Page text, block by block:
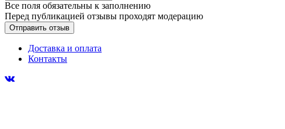
Все поля обязательны к заполнению
Перед публикацией отзывы проходят модерацию
Доставка и оплата
Контакты